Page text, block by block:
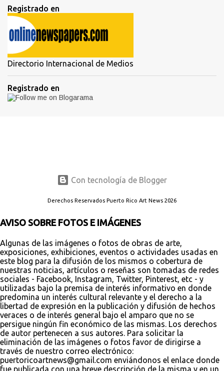
Registrado en
Directorio Internacional de Medios
Registrado en
Con tecnología de Blogger
Derechos Reservados Puerto Rico Art News 2026
AVISO SOBRE FOTOS E IMÁGENES
Algunas de las imágenes o fotos de obras de arte,
exposiciones, exhibiciones, eventos o actividades usadas en
este blog para la difusión de los mismos o cobertura de
nuestras noticias, artículos o reseñas son tomadas de redes
sociales - Facebook, Instagram, Twitter, Pinterest, etc - y
utilizadas bajo la premisa de interés informativo en donde
predomina un interés cultural relevante y el derecho a la
libertad de expresión en la publicación y difusión de hechos
veraces o de interés general bajo el amparo que no se
persigue ningún fin económico de las mismas. Los derechos
de autor pertenecen a sus autores. Para solicitar la
eliminación de las imágenes o fotos favor de dirigirse a
través de nuestro correo electrónico:
puertoricoartnews@gmail.com enviándonos el enlace donde
fue publicada con una breve descripción de la misma y en un